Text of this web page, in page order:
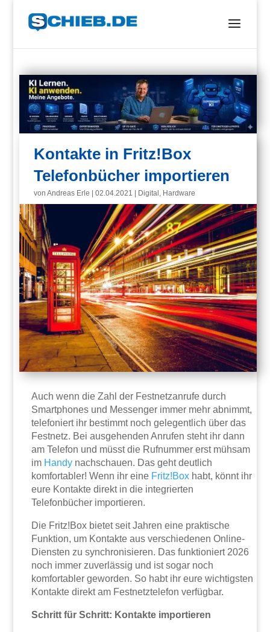
Kontakte in Fritz!Box
Telefonbücher importieren
vonAndreas Erle |02.04.2021 Digital , Hardware
Auch wenn die Zahl der Festnetzanrufe durch
Smartphones und Messenger immer mehr abnimmt,
telefoniert ihr bestimmt noch gelegentlich über das
Festnetz. Bei ausgehenden Anrufen steht ihr dann
am Telefon und müsst die Rufnummer erst mühsam
im Handy nachschauen. Das geht deutlich
komfortabler! Wenn ihr eine Fritz!Box habt, könnt ihr
eure Kontakte direkt in die integrierten
Telefonbücher importieren.
Die Fritz!Box bietet seit Jahren eine praktische
Funktion, um Kontakte aus verschiedenen Online-
Diensten zu synchronisieren. Das funktioniert 2026
noch immer zuverlässig und ist sogar noch
komfortabler geworden. So habt ihr eure wichtigsten
Kontakte direkt am Festnetztelefon verfügbar.
Schritt für Schritt: Kontakte importieren